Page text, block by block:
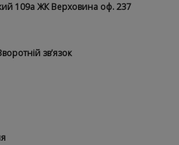
109а ЖК Верховина оф. 237
зв’язок